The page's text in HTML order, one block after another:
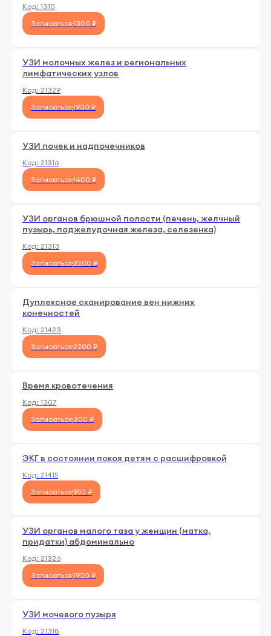
Код: 1310
Записаться 1300 ₽
УЗИ молочных желез и региональных
лимфатических узлов
Код: 21329
Записаться 1900 ₽
УЗИ почек и надпочечников
Код: 21316
Записаться 1400 ₽
УЗИ органов брюшной полости (печень, желчный
пузырь, поджелудочная железа, селезенка)
Код: 21313
Записаться 2200 ₽
Дуплексное сканирование вен нижних
конечностей
Код: 21423
Записаться 2200 ₽
Время кровотечения
Код: 1307
Записаться 300 ₽
ЭКГ в состоянии покоя детям c расшифровкой
Код: 21415
Записаться 950 ₽
УЗИ органов малого таза у женщин (матка,
придатки) абдоминально
Код: 21326
Записаться 1900 ₽
УЗИ мочевого пузыря
Код: 21318